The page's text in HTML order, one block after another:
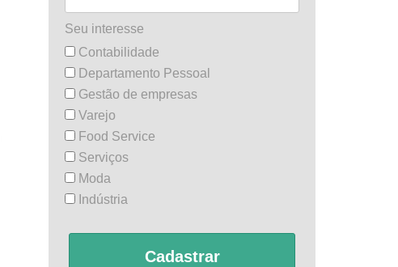
Seu interesse
Contabilidade
Departamento Pessoal
Gestão de empresas
Varejo
Food Service
Serviços
Moda
Indústria
Cadastrar